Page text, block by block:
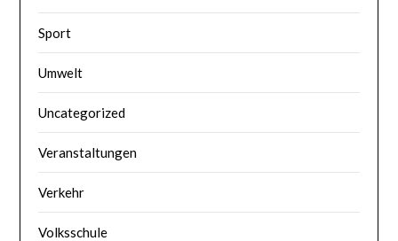
Sport
Umwelt
Uncategorized
Veranstaltungen
Verkehr
Volksschule